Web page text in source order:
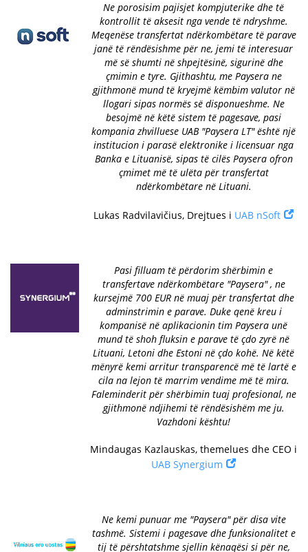
Ne porosisim pajisjet kompjuterike dhe të
kontrollit të aksesit nga vende të ndryshme.
Meqenëse transfertat ndërkombëtare të parave
janë të rëndësishme për ne, jemi të interesuar
më së shumti në shpejtësinë, sigurinë dhe
çmimin e tyre. Gjithashtu, me Paysera ne
gjithmonë mund të kryejmë këmbim valutor në
llogari sipas normës së disponueshme. Ne
besojmë në këtë sistem të pagesave, pasi
kompania zhvilluese UAB "Paysera LT" është një
institucion i parasë elektronike i licensuar nga
Banka e Lituanisë, sipas të cilës Paysera ofron
çmimet më të ulëta për transfertat
ndërkombëtare në Lituani.
Lukas Radvilavičius, Drejtues i UAB nSoft
Pasi filluam të përdorim shërbimin e
transfertave ndërkombëtare "Paysera" , ne
kursejmë 700 EUR në muaj për transfertat dhe
adminstrimin e parave. Duke qenë kreu i
kompanisë në aplikacionin tim Paysera unë
mund të shoh fluksin e parave të çdo zyrë në
Lituani, Letoni dhe Estoni në çdo kohë. Në këtë
mënyrë kemi arritur transparencë më të lartë e
cila na lejon të marrim vendime më të mira.
Faleminderit për shërbimin tuaj profesional, ne
gjithmonë ndjihemi të rëndësishëm me ju.
Vazhdoni kështu!
Mindaugas Kazlauskas, themelues dhe CEO i
UAB Synergium
Ne kemi punuar me "Paysera" për disa vite
tashmë. Sistemi i pagesave dhe funksionalitet e
tij të përshtatshme sjellin kënaqësi si për ne,